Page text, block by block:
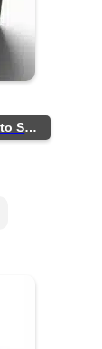
Escritorio Con Estantes Y Compartimento Seguro